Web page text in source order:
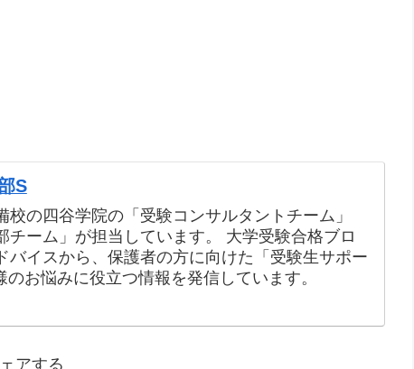
S
の四谷学院の「受験コンサルタントチーム」
チーム」が担当しています。 大学受験合格ブロ
バイスから、保護者の方に向けた「受験生サポー
お悩みに役立つ情報を発信しています。
アする